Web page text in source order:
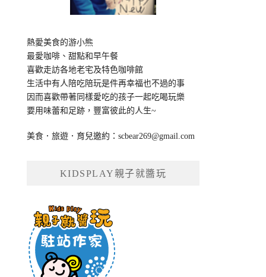
熱愛美食的游小熊
最愛咖啡、甜點和早午餐
喜歡走訪各地老宅及特色咖啡館
生活中有人陪吃陪玩是件再幸福也不過的事
因而喜歡帶著同樣愛吃的孩子一起吃喝玩樂
要用味蕾和足跡，豐富彼此的人生~
美食．旅遊．育兒邀約：scbear269@gmail.com
KIDSPLAY親子就醬玩